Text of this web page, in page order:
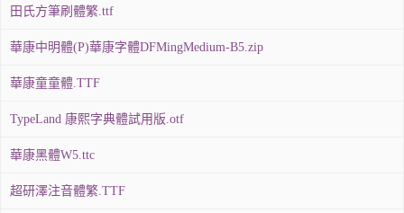
田氏方筆刷體繁.ttf
華康中明體(P)華康字體DFMingMedium-B5.zip
華康童童體.TTF
TypeLand 康熙字典體試用版.otf
華康黑體W5.ttc
超研澤注音體繁.TTF